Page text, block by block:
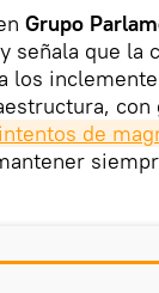
Grupo
señala que la
los
con
intentos de